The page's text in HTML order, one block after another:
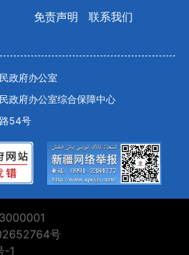
免责声明
联系我们
政府办公室
政府办公室综合保障中心
54号
号
-1